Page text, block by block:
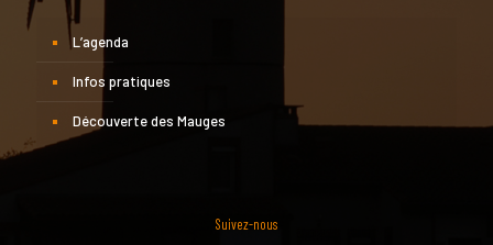
L’agenda
Infos pratiques
Découverte des Mauges
Suivez-nous